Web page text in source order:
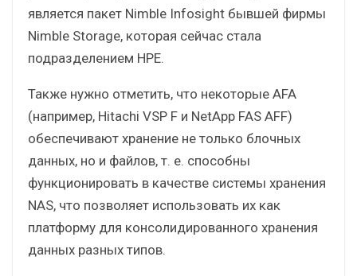
является пакет Nimble Infosight бывшей фирмы
Nimble Storage, которая сейчас стала
подразделением HPE.
Также нужно отметить, что некоторые AFA
(например, Hitachi VSP F и NetApp FAS AFF)
обеспечивают хранение не только блочных
данных, но и файлов, т. е. способны
функционировать в качестве системы хранения
NAS, что позволяет использовать их как
платформу для консолидированного хранения
данных разных типов.